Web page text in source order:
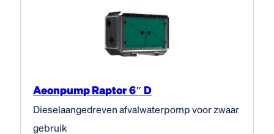
Aeonpump Raptor 6″ D
Dieselaangedreven afvalwaterpomp voor zwaar
gebruik